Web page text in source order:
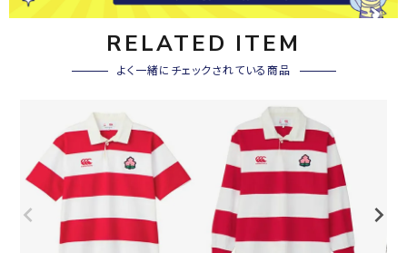
RELATED ITEM
よく一緒にチェックされている商品